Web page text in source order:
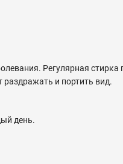
Регулярная
раздражать и портить вид.
день.